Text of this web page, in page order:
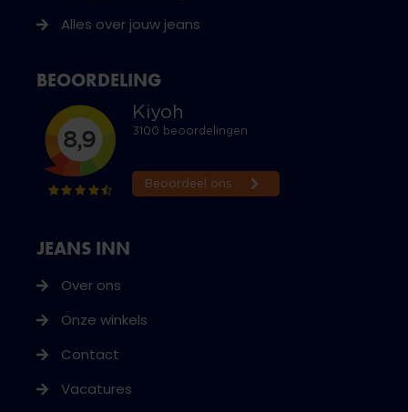
JEANS INN
Over ons
Onze winkels
Contact
Vacatures
Alles over jouw jeans
BEOORDELING